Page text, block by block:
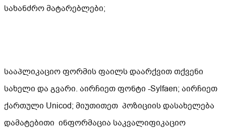
სახანძრო მატარებლები;
სააპლიკაციო ფორმის ფაილს დაარქვით თქვენი
სახელი და გვარი. აირჩიეთ ფონტი -Sylfaen; აირჩიეთ
ქართული Unicod; მიუთითეთ პოზიციის დასახელება
დამატებითი ინფორმაცია საკვალიფიკაციო